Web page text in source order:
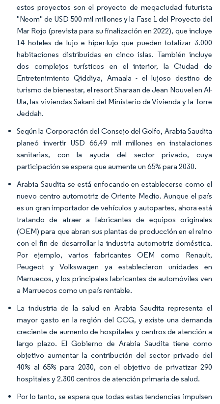
estos proyectos son el proyecto de megaciudad futurista
"Neom" de USD 500 mil millones y la Fase 1 del Proyecto del
Mar Rojo (prevista para su finalización en 2022), que incluye
14 hoteles de lujo e hiper-lujo que pueden totalizar 3.000
habitaciones distribuidas en cinco islas. También incluye
dos complejos turísticos en el interior, la Ciudad de
Entretenimiento Qiddiya, Amaala - el lujoso destino de
turismo de bienestar, el resort Sharaan de Jean Nouvel en Al-
Ula, las viviendas Sakani del Ministerio de Vivienda y la Torre
Jeddah.
Según la Corporación del Consejo del Golfo, Arabia Saudita
planeó invertir USD 66,49 mil millones en instalaciones
sanitarias, con la ayuda del sector privado, cuya
participación se espera que aumente un 65% para 2030.
Arabia Saudita se está enfocando en establecerse como el
nuevo centro automotriz de Oriente Medio. Aunque el país
es un gran importador de vehículos y autopartes, ahora está
tratando de atraer a fabricantes de equipos originales
(OEM) para que abran sus plantas de producción en el reino
con el fin de desarrollar la industria automotriz doméstica.
Por ejemplo, varios fabricantes OEM como Renault,
Peugeot y Volkswagen ya establecieron unidades en
Marruecos, y los principales fabricantes de automóviles ven
a Marruecos como un país rentable.
La industria de la salud en Arabia Saudita representa el
mayor gasto en la región del CCG, y existe una demanda
creciente de aumento de hospitales y centros de atención a
largo plazo. El Gobierno de Arabia Saudita tiene como
objetivo aumentar la contribución del sector privado del
40% al 65% para 2030, con el objetivo de privatizar 290
hospitales y 2.300 centros de atención primaria de salud.
Por lo tanto, se espera que todas estas tendencias impulsen